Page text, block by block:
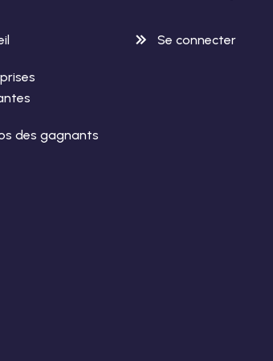
des gagnants
Se connecter